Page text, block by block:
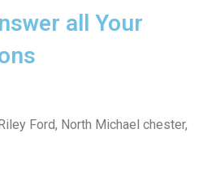
all Your
Ford, North Michael chester,